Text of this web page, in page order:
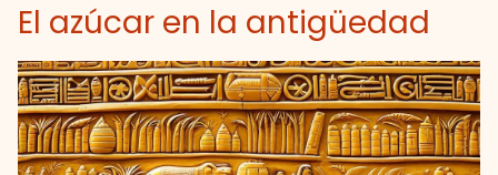
El azúcar en la antigüedad